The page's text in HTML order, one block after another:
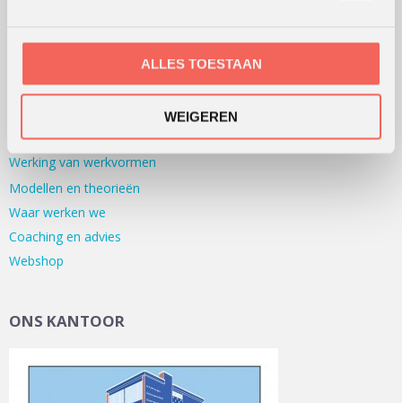
ALLES TOESTAAN
WEIGEREN
WERKWIJZE
Hoe wij werken
Werking van werkvormen
Modellen en theorieën
Waar werken we
Coaching en advies
Webshop
ONS KANTOOR